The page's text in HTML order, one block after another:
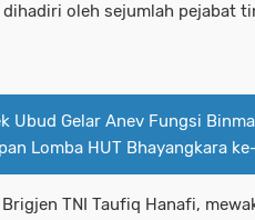
dihadiri oleh sejumlah pejabat
Ubud Gelar Anev Fungsi
Lomba HUT Bhayangkara
TNI Taufiq Hanafi,